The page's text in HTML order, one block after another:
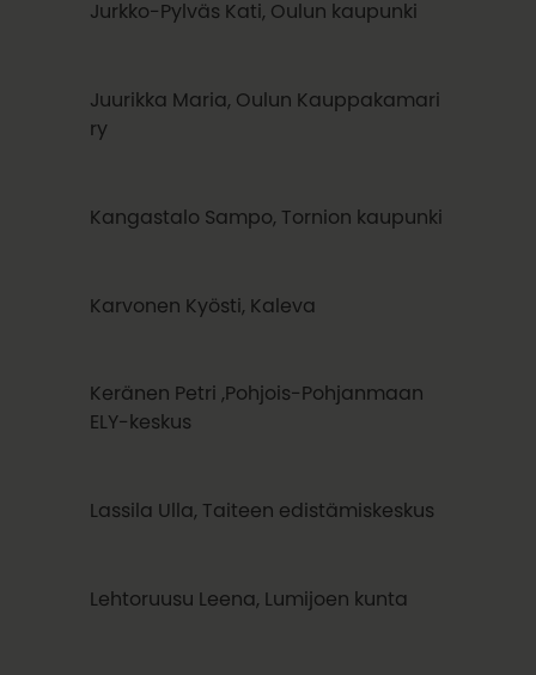
Jurkko-Pylväs Kati, Oulun kaupunki
Juurikka Maria, Oulun Kauppakamari
ry
Kangastalo Sampo, Tornion kaupunki
Karvonen Kyösti, Kaleva
Keränen Petri ,Pohjois-Pohjanmaan
ELY-keskus
Lassila Ulla, Taiteen edistämiskeskus
Lehtoruusu Leena, Lumijoen kunta